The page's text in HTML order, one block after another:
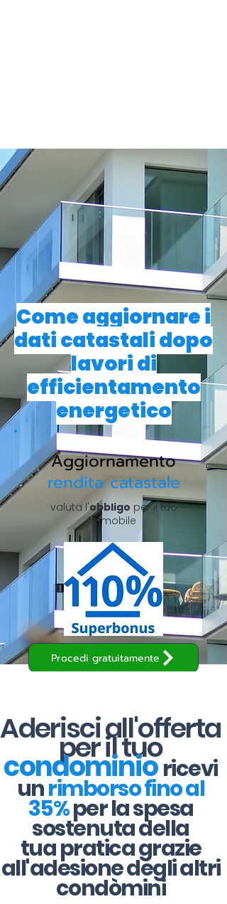
Come aggiornare i
dati catastali dopo
lavori di
efficientamento
energetico
Aggiornamento
rendita catastale
valuta l'obbligo per il tuo
immobile
Procedi gratuitamente
Aderisci all'offerta
per il tuo
condominioricevi
unrimborso fino al
35%per la spesa
sostenuta della
tua pratica grazie
all'adesione degli altri
condòmini